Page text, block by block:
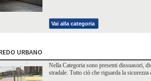
Vai alla categoria
URBANO
Nella Categoria sono presenti dissuasori,
stradale. Tutto ciò che riguarda la